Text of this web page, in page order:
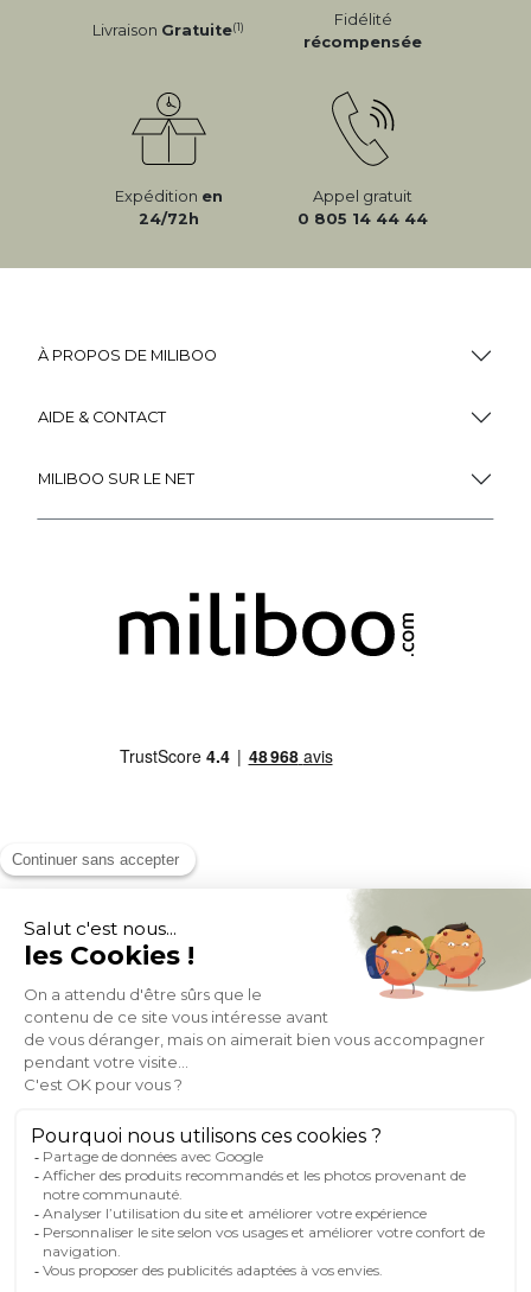
Livraison Gratuite(1)
Fidélité
récompensée
Expédition en
24/72h
Appel gratuit
0 805 14 44 44
À PROPOS DE MILIBOO
AIDE & CONTACT
MILIBOO SUR LE NET
MOYENS DE PAIEMENT
FRANCE